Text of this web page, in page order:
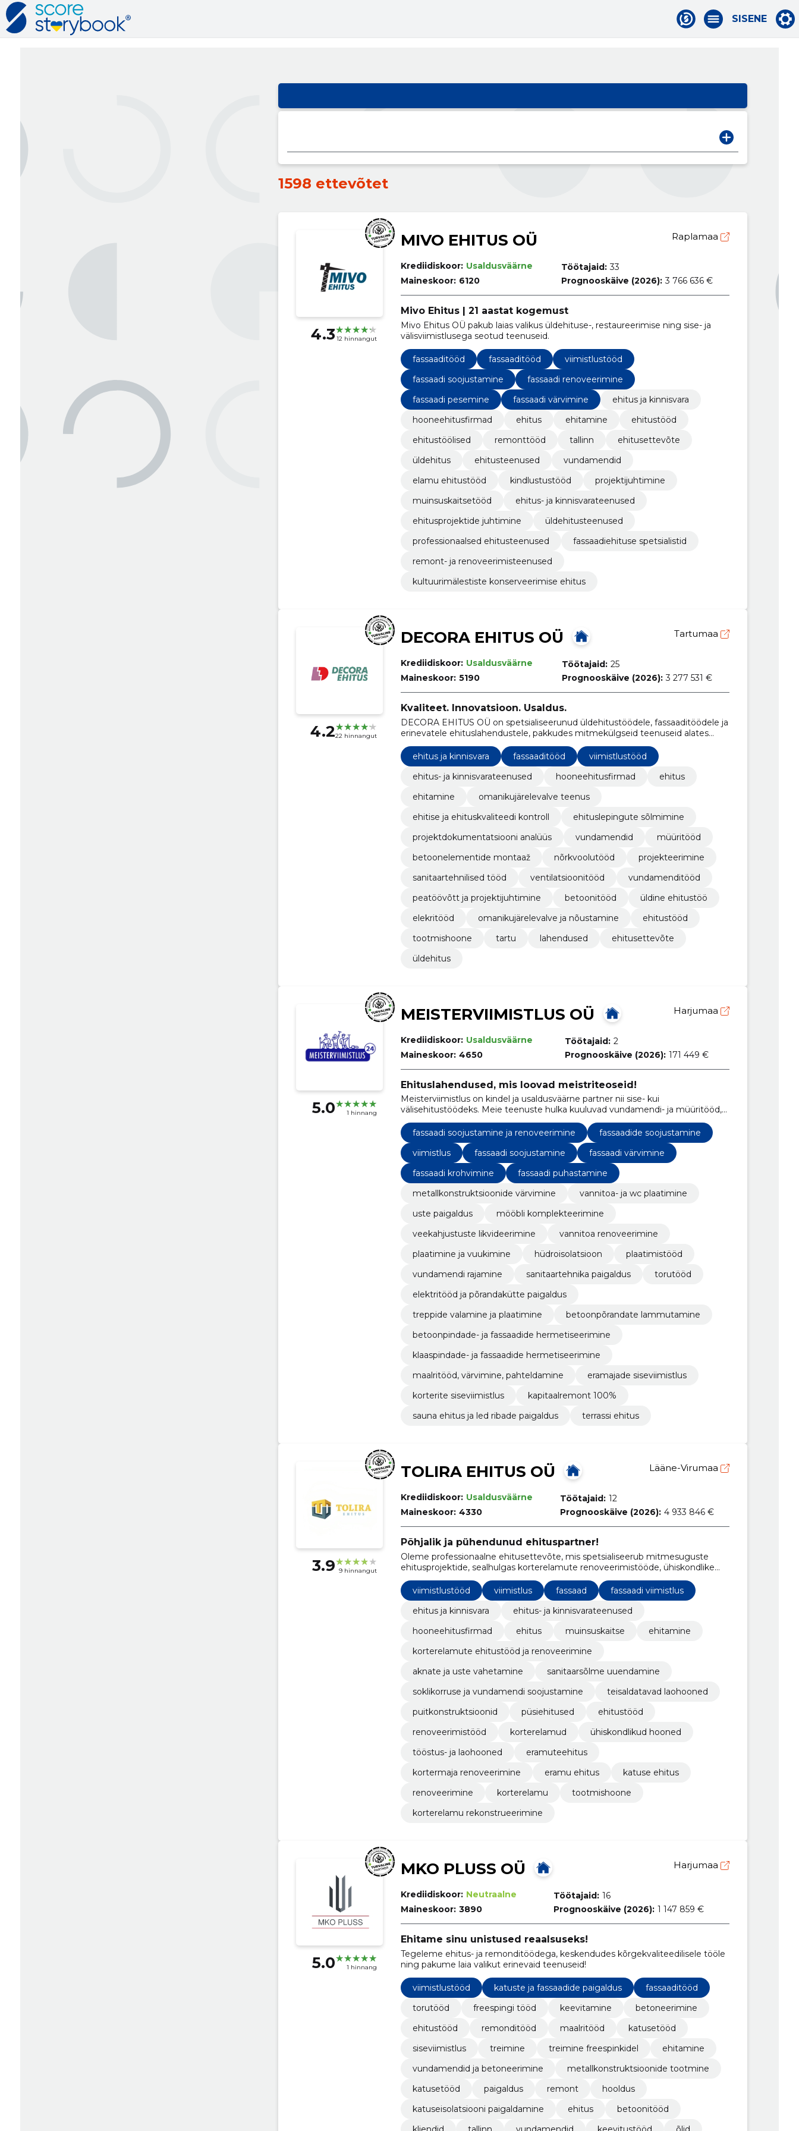
SISENE
1598 ettevõtet
4.3 12 hinnangut
MIVO EHITUS OÜ Raplamaa
Krediidiskoor: Usaldusväärne
Maineskoor: 6120
Töötajaid: 33
Prognooskäive (2026): 3 766 636 €
Mivo Ehitus | 21 aastat kogemust
Mivo Ehitus OÜ pakub laias valikus üldehituse-, restaureerimise ning sise- ja
välisviimistlusega seotud teenuseid.
fassaaditööd fassaaditööd
viimistlustööd
fassaadi soojustamine
fassaadi renoveerimine
fassaadi pesemine
fassaadi värvimine
ehitus ja kinnisvara
hooneehitusfirmad
ehitus ehitamine
ehitustööd
ehitustöölised
remonttööd tallinn
ehitusettevõte
üldehitus
ehitusteenused
vundamendid
elamu ehitustööd
kindlustustööd
projektijuhtimine
muinsuskaitsetööd
ehitus- ja kinnisvarateenused
ehitusprojektide juhtimine
üldehitusteenused
professionaalsed ehitusteenused
fassaadiehituse spetsialistid
remont- ja renoveerimisteenused
kultuurimälestiste konserveerimise ehitus
4.222 hinnangut
DECORA EHITUS OÜ Tartumaa
Krediidiskoor: Usaldusväärne
Maineskoor: 5190
Töötajaid: 25
Prognooskäive (2026): 3 277 531 €
Kvaliteet. Innovatsioon. Usaldus.
DECORA EHITUS OÜ on spetsialiseerunud üldehitustöödele, fassaaditöödele ja
erinevatele ehituslahendustele, pakkudes mitmekülgseid teenuseid alates
ehitus ja kinnisvara
fassaaditööd
viimistlustööd
ehitus- ja kinnisvarateenused
hooneehitusfirmad
ehitus
ehitamine
omanikujärelevalve teenus
ehitise ja ehituskvaliteedi kontroll
ehituslepingute sõlmimine
projektdokumentatsiooni analüüs
vundamendid
müüritööd
betoonelementide montaaž
nõrkvoolutööd
projekteerimine
sanitaartehnilised tööd
ventilatsioonitööd
vundamenditööd
peatöövõtt ja projektijuhtimine
betoonitööd
üldine ehitustöö
elekritööd
omanikujärelevalve ja nõustamine
ehitustööd
tootmishoone
tartu lahendused
ehitusettevõte
üldehitus
5.0 1 hinnang
MEISTERVIIMISTLUS OÜ Harjumaa
Krediidiskoor: Usaldusväärne
Maineskoor: 4650
Töötajaid: 2
Prognooskäive (2026): 171 449 €
Ehituslahendused, mis loovad meistriteoseid!
Meisterviimistlus on kindel ja usaldusväärne partner nii sise- kui
välisehitustöödeks. Meie teenuste hulka kuuluvad vundamendi- ja müüritööd,
siseviimistlustööd ja parketipaigaldus. Meie professionaalne tiim tagab
tipptasemel töö ja klientide rahulolu.
fassaadi soojustamine ja renoveerimine
fassaadide soojustamine
viimistlus
fassaadi soojustamine
fassaadi värvimine
fassaadi krohvimine
fassaadi puhastamine
metallkonstruktsioonide värvimine
vannitoa- ja wc plaatimine
uste paigaldus
mööbli komplekteerimine
veekahjustuste likvideerimine
vannitoa renoveerimine
plaatimine ja vuukimine
hüdroisolatsioon
plaatimistööd
vundamendi rajamine
sanitaartehnika paigaldus
torutööd
elektritööd ja põrandakütte paigaldus
treppide valamine ja plaatimine
betoonpõrandate lammutamine
betoonpindade- ja fassaadide hermetiseerimine
klaaspindade- ja fassaadide hermetiseerimine
maalritööd, värvimine, pahteldamine
eramajade siseviimistlus
korterite siseviimistlus
kapitaalremont 100%
sauna ehitus ja led ribade paigaldus
terrassi ehitus
3.9 9 hinnangut
TOLIRA EHITUS OÜ Lääne-Virumaa
Krediidiskoor: Usaldusväärne
Maineskoor: 4330
Töötajaid: 12
Prognooskäive (2026): 4 933 846 €
Põhjalik ja pühendunud ehituspartner!
Oleme professionaalne ehitusettevõte, mis spetsialiseerub mitmesuguste
ehitusprojektide, sealhulgas korterelamute renoveerimistööde, ühiskondlike
hoonete ehitustööde ja tööstus- ning laohoonete ehitustööde teostamisel.
viimistlustööd
viimistlus fassaad
fassaadi viimistlus
ehitus ja kinnisvara
ehitus- ja kinnisvarateenused
hooneehitusfirmad
ehitus muinsuskaitse
ehitamine
korterelamute ehitustööd ja renoveerimine
aknate ja uste vahetamine
sanitaarsõlme uuendamine
soklikorruse ja vundamendi soojustamine
teisaldatavad laohooned
puitkonstruktsioonid
püsiehitused
ehitustööd
renoveerimistööd
korterelamud
ühiskondlikud hooned
tööstus- ja laohooned
eramuteehitus
kortermaja renoveerimine
eramu ehitus
katuse ehitus
renoveerimine
korterelamu
tootmishoone
korterelamu rekonstrueerimine
5.0 1 hinnang
MKO PLUSS OÜ Harjumaa
Krediidiskoor: Neutraalne
Maineskoor: 3890
Töötajaid: 16
Prognooskäive (2026): 1 147 859 €
Ehitame sinu unistused reaalsuseks!
Tegeleme ehitus- ja remonditöödega, keskendudes kõrgekvaliteedilisele tööle
ning pakume laia valikut erinevaid teenuseid!
viimistlustööd katuste ja fassaadide paigaldus
fassaaditööd
torutööd
freespingi tööd keevitamine
betoneerimine
ehitustööd
remonditööd maalritööd
katusetööd
siseviimistlus
treimine treimine freespinkidel
ehitamine
vundamendid ja betoneerimine
metallkonstruktsioonide tootmine
katusetööd
paigaldus remont
hooldus
katuseisolatsiooni paigaldamine
ehitus
betoonitööd